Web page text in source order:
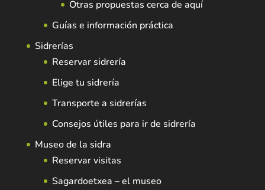
Otras propuestas cerca de aquí
Guías e información práctica
Sidrerías
Reservar sidrería
Elige tu sidrería
Transporte a sidrerías
Consejos útiles para ir de sidrería
Museo de la sidra
Reservar visitas
Sagardoetxea – el museo